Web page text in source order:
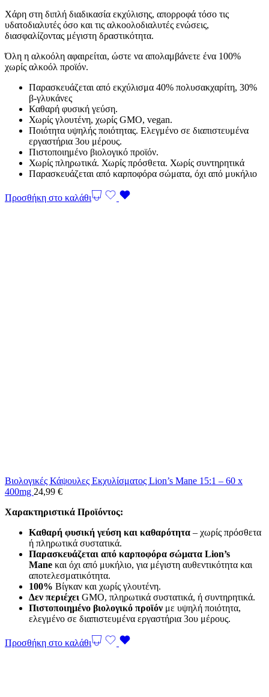
Χάρη στη διπλή διαδικασία εκχύλισης, απορροφά τόσο τις
υδατοδιαλυτές όσο και τις αλκοολοδιαλυτές ενώσεις,
διασφαλίζοντας μέγιστη δραστικότητα.
Όλη η αλκοόλη αφαιρείται, ώστε να απολαμβάνετε ένα 100%
χωρίς αλκοόλ προϊόν.
Παρασκευάζεται από εκχύλισμα 40% πολυσακχαρίτη, 30%
β-γλυκάνες
Καθαρή φυσική γεύση.
Χωρίς γλουτένη, χωρίς GMO, vegan.
Ποιότητα υψηλής ποιότητας. Ελεγμένο σε διαπιστευμένα
εργαστήρια 3ου μέρους.
Πιστοποιημένο βιολογικό προϊόν.
Χωρίς πληρωτικά. Χωρίς πρόσθετα. Χωρίς συντηρητικά
Παρασκευάζεται από καρποφόρα σώματα, όχι από μυκήλιο
Προσθήκη στο καλάθι
Βιολογικές Κάψουλες Εκχυλίσματος Lion’s Mane 15:1 – 60 x
400mg 24,99 €
Χαρακτηριστικά Προϊόντος:
Καθαρή φυσική γεύση και καθαρότητα – χωρίς πρόσθετα
ή πληρωτικά συστατικά.
Παρασκευάζεται από καρποφόρα σώματα Lion’s
Mane και όχι από μυκήλιο, για μέγιστη αυθεντικότητα και
αποτελεσματικότητα.
100% Βίγκαν και χωρίς γλουτένη.
Δεν περιέχει GMO, πληρωτικά συστατικά, ή συντηρητικά.
Πιστοποιημένο βιολογικό προϊόν με υψηλή ποιότητα,
ελεγμένο σε διαπιστευμένα εργαστήρια 3ου μέρους.
Προσθήκη στο καλάθι